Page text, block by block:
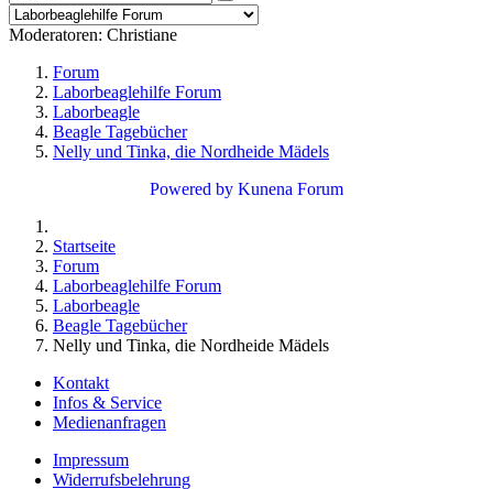
Moderatoren: Christiane
Forum
Laborbeaglehilfe Forum
Laborbeagle
Beagle Tagebücher
Nelly und Tinka, die Nordheide Mädels
Powered by Kunena Forum
Startseite
Forum
Laborbeaglehilfe Forum
Laborbeagle
Beagle Tagebücher
Nelly und Tinka, die Nordheide Mädels
Kontakt
Infos & Service
Medienanfragen
Impressum
Widerrufsbelehrung